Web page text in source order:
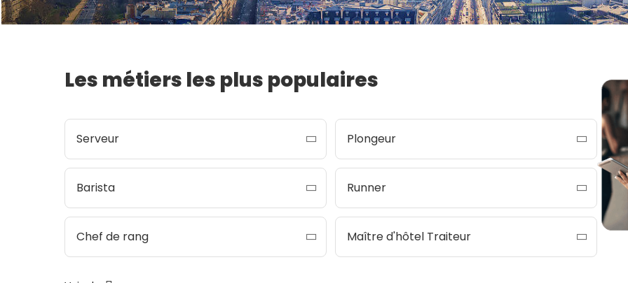
Les métiers les plus populaires
Serveur Plongeur
Barista Runner
Chef de rang Maître d'hôtel Traiteur